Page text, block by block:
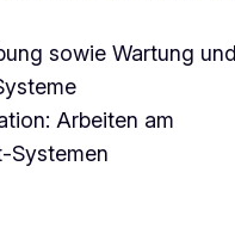
sowie Wartung und
Arbeiten am
Systemen